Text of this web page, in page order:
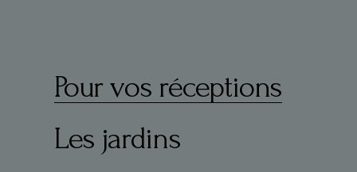
Pour vos réceptions
Les jardins